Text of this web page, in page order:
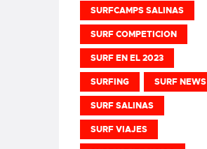
SURFCAMPS SALINAS
SURF COMPETICION
SURF EN EL 2023
SURFING SURF NEWS
SURF SALINAS
SURF VIAJES